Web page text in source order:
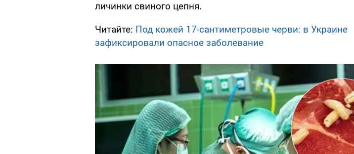
личинки свиного цепня.
Читайте: Под кожей 17-сантиметровые черви: в Украине
зафиксировали опасное заболевание